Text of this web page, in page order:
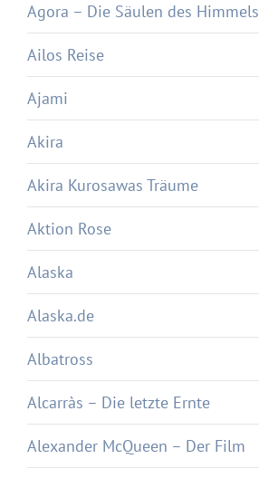
Agora – Die Säulen des Himmels
Ailos Reise
Ajami
Akira
Akira Kurosawas Träume
Aktion Rose
Alaska
Alaska.de
Albatross
Alcarràs – Die letzte Ernte
Alexander McQueen – Der Film